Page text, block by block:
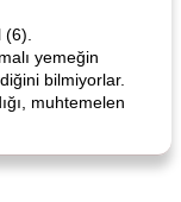
yemeğin
bilmiyorlar.
muhtemelen